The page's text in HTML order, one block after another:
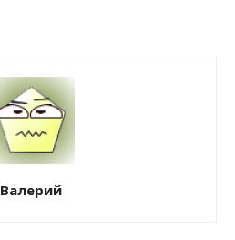
Валерий